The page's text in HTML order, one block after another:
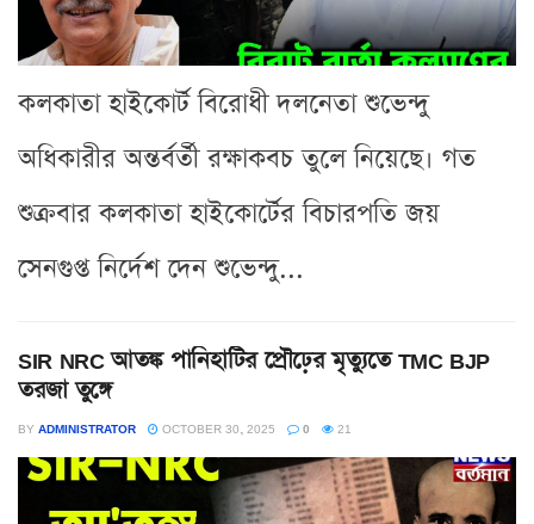
কলকাতা হাইকোর্ট বিরোধী দলনেতা শুভেন্দু
অধিকারীর অন্তর্বর্তী রক্ষাকবচ তুলে নিয়েছে। গত
শুক্রবার কলকাতা হাইকোর্টের বিচারপতি জয়
সেনগুপ্ত নির্দেশ দেন শুভেন্দু...
SIR NRC আতঙ্ক পানিহাটির প্রৌঢ়ের মৃত্যুতে TMC BJP
তরজা তুঙ্গে
BY ADMINISTRATOR OCTOBER 30, 2025 0 21